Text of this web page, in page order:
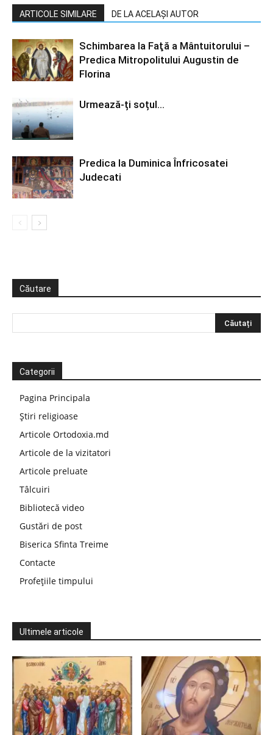
ARTICOLE SIMILARE DE LA ACELAȘI AUTOR
Schimbarea la Faţă a Mântuitorului –
Predica Mitropolitului Augustin de
Florina
Urmează-ți soțul…
Predica la Duminica Înfricosatei
Judecati
Căutare
Categorii
Pagina Principala
Știri religioase
Articole Ortodoxia.md
Articole de la vizitatori
Articole preluate
Tâlcuiri
Bibliotecă video
Gustări de post
Biserica Sfinta Treime
Contacte
Profețiile timpului
Ultimele articole